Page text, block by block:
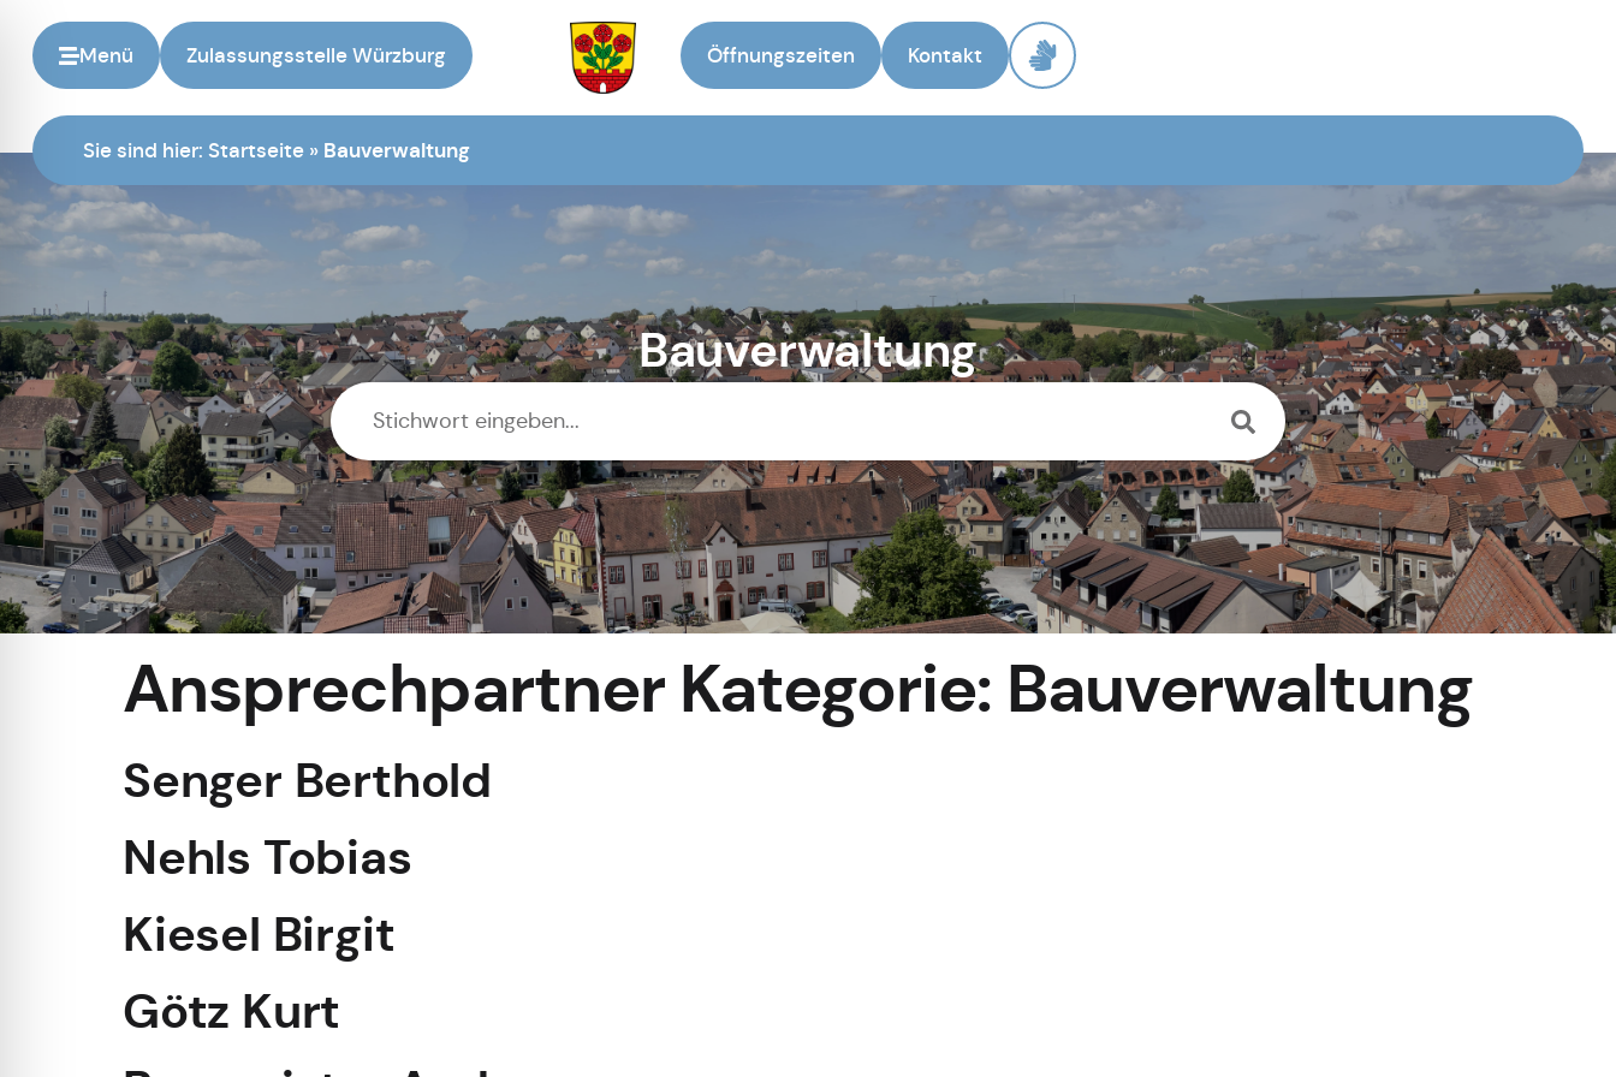
Menü Zulassungsstelle Würzburg
Zur Startseite
Öffnungszeiten Kontakt
Sie sind hier: Startseite » Bauverwaltung
Bauverwaltung
Ansprechpartner Kategorie: Bauverwaltung
Senger Berthold
Nehls Tobias
Kiesel Birgit
Götz Kurt